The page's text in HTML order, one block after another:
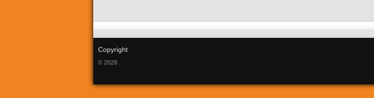
Copyright
© 2026 .